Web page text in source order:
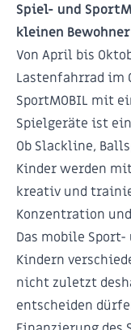
Spiel- und
kleinen
Von April bis
Lastenfahrrad im
SportMOBIL mit
Spielgeräte ist
Ob Slackline,
Kinder werden
kreativ und
Konzentration
Das mobile
Kindern
nicht zuletzt
entscheiden